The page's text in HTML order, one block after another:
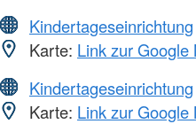
Kindertageseinrichtung
Karte: Link zur Google
Kindertageseinrichtung
Karte: Link zur Google